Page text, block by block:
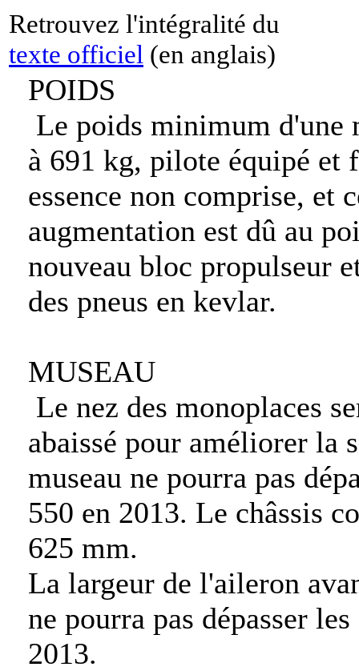
Retrouvez l'intégralité du
texte officiel (en anglais)
POIDS
Le poids minimum d'une
à 691 kg, pilote équipé et
essence non comprise, et
augmentation est dû au
nouveau bloc propulseur
des pneus en kevlar.
MUSEAU
Le nez des monoplaces
abaissé pour améliorer la
museau ne pourra pas
550 en 2013. Le châssis
625 mm.
La largeur de l'aileron
ne pourra pas dépasser
2013.